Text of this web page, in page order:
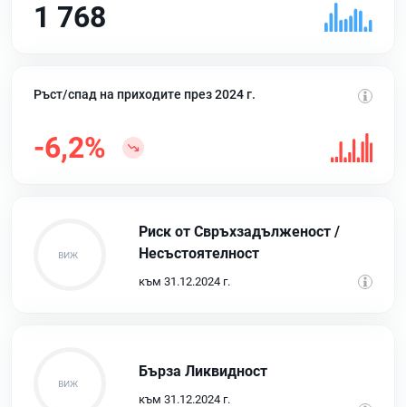
1 768
Ръст/спад на приходите през 2024 г.
-6,2%
Риск от Свръхзадълженост /
Несъстоятелност
към 31.12.2024 г.
Бърза Ликвидност
към 31.12.2024 г.